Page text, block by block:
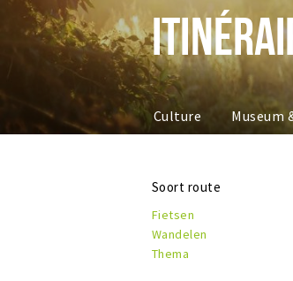
Culture Museum
Soort route
Fietsen
Wandelen
Thema